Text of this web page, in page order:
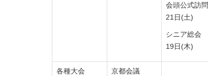
会頭公式訪問
21日(土)
シニア総会
19日(木)
各種大会
京都会議